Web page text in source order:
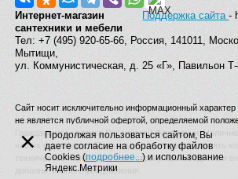
Поддержка сайта-
Интернет-магазин
сантехники и мебели
Тел: +7 (495) 920-65-66, Россия, 141011,
Мытищи,
ул. Коммунистическая, д. 25 «Г», Павильон
Сайт носит исключительно информационный характер
не является публичной офертой, определяемой
Гражданского кодекса Российской Федерации.
наших операторов. Производитель вправе изменять
технические характеристики, страну производства и
дополнительного уведомления.
×
Продолжая пользоваться сайтом, Вы
даете согласие на обработку файлов
Cookies (подробнее...) и использование
Яндекс.Метрики